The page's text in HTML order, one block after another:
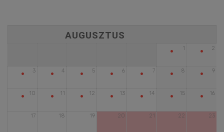
1
• 2
•
3
• 4
• 5
• 6
• 7
• 8
• 9
•
10
• 11
• 12
• 13
• 14
• 15
• 16
•
17 18 19 20 21 22 23